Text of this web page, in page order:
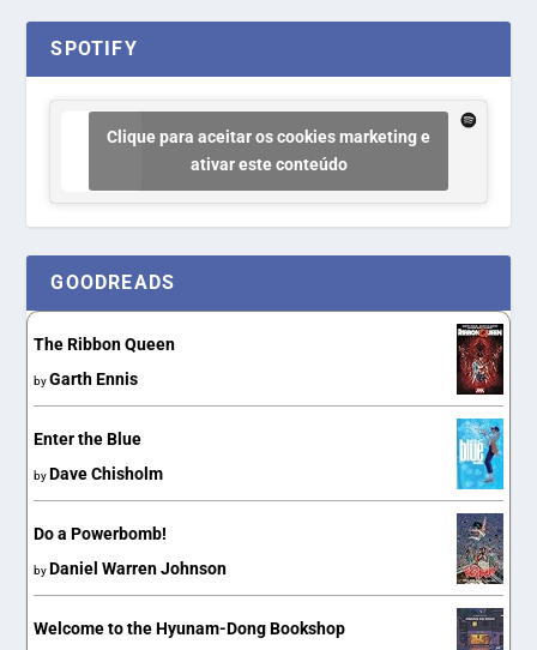
SPOTIFY
Clique para aceitar os cookies marketing e
ativar este conteúdo
GOODREADS
The Ribbon Queen
byGarth Ennis
Enter the Blue
by Dave Chisholm
Do a Powerbomb!
by Daniel Warren Johnson
Welcome to the Hyunam-Dong Bookshop